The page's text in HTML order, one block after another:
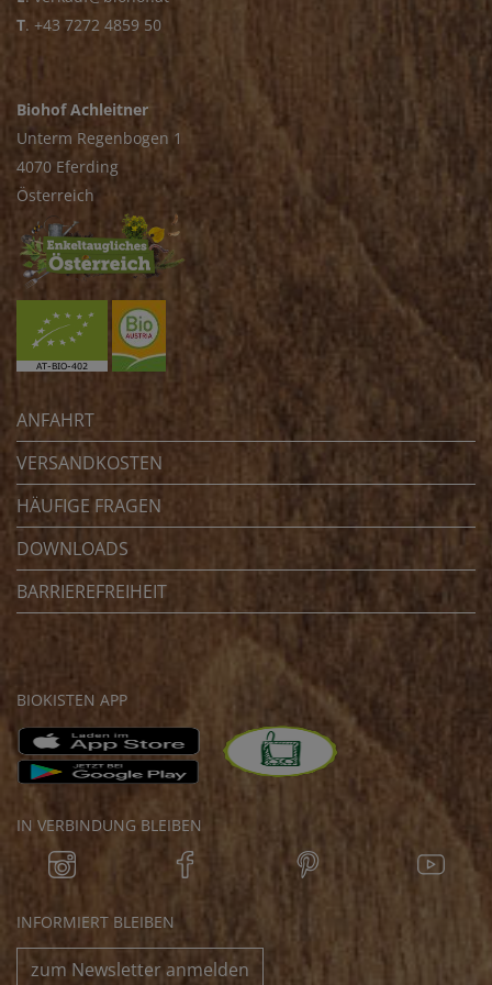
T. +43 7272 4859 50
Biohof Achleitner
Unterm Regenbogen 1
4070 Eferding
Österreich
ANFAHRT
VERSANDKOSTEN
HÄUFIGE FRAGEN
DOWNLOADS
BARRIEREFREIHEIT
BIOKISTEN APP
IN VERBINDUNG BLEIBEN
INFORMIERT BLEIBEN
zum Newsletter anmelden